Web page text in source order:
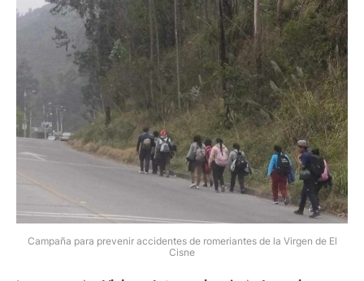
Campaña para prevenir accidentes de romeriantes de la Virgen de El
Cisne